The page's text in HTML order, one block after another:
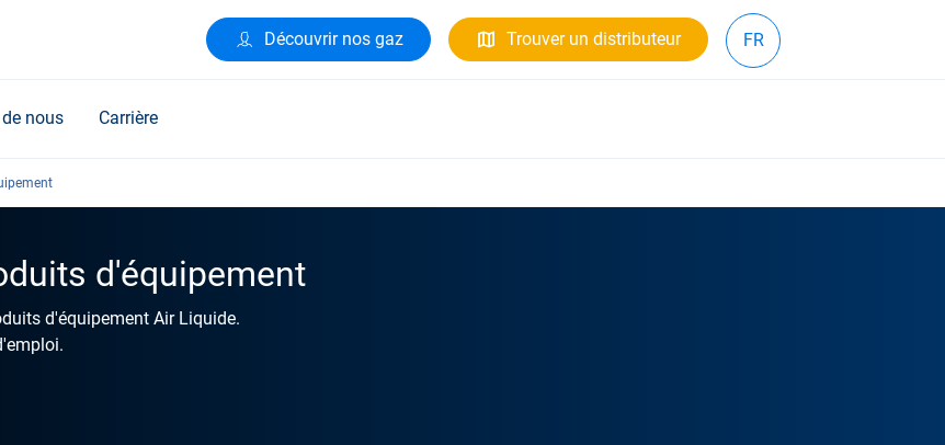
Découvrir nos gaz Trouver un distributeur FR
nous Carrière
d'équipement
d'équipement Air Liquide.